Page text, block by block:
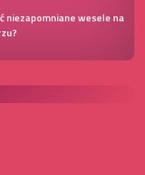
niezapomniane wesele na